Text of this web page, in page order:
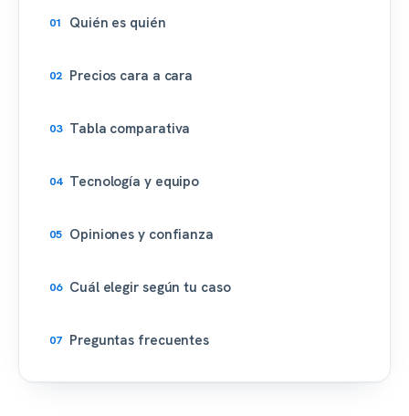
Quién es quién
Precios cara a cara
Tabla comparativa
Tecnología y equipo
Opiniones y confianza
Cuál elegir según tu caso
Preguntas frecuentes